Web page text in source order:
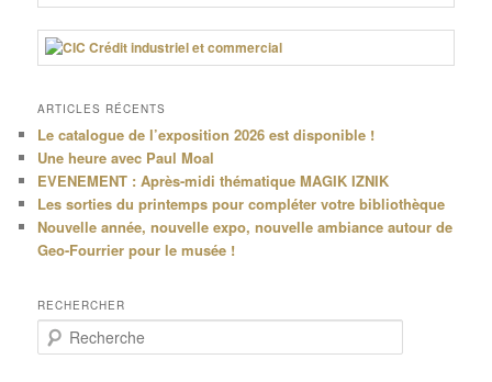
ARTICLES RÉCENTS
Le catalogue de l’exposition 2026 est disponible !
Une heure avec Paul Moal
EVENEMENT : Après-midi thématique MAGIK IZNIK
Les sorties du printemps pour compléter votre bibliothèque
Nouvelle année, nouvelle expo, nouvelle ambiance autour de
Geo-Fourrier pour le musée !
RECHERCHER
e